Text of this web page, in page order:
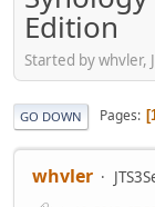
Edition
Started by whvler,
GO DOWN Pages
whvler